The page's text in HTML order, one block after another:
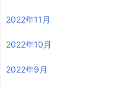
2022年11月
2022年10月
2022年9月